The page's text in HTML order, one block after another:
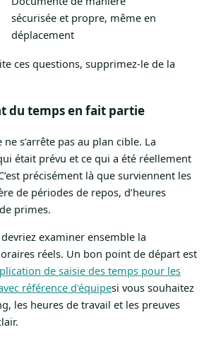
sécurisée et propre, même en
déplacement
ces questions, supprimez-le de la
du temps en fait partie
s’arrête pas au plan cible. La
était prévu et ce qui a été réellement
précisément là que surviennent les
de périodes de repos, d’heures
primes.
examiner ensemble la
réels. Un bon point de départ est
de saisie des temps pour les
référence d'équipesi vous souhaitez
les heures de travail et les preuves